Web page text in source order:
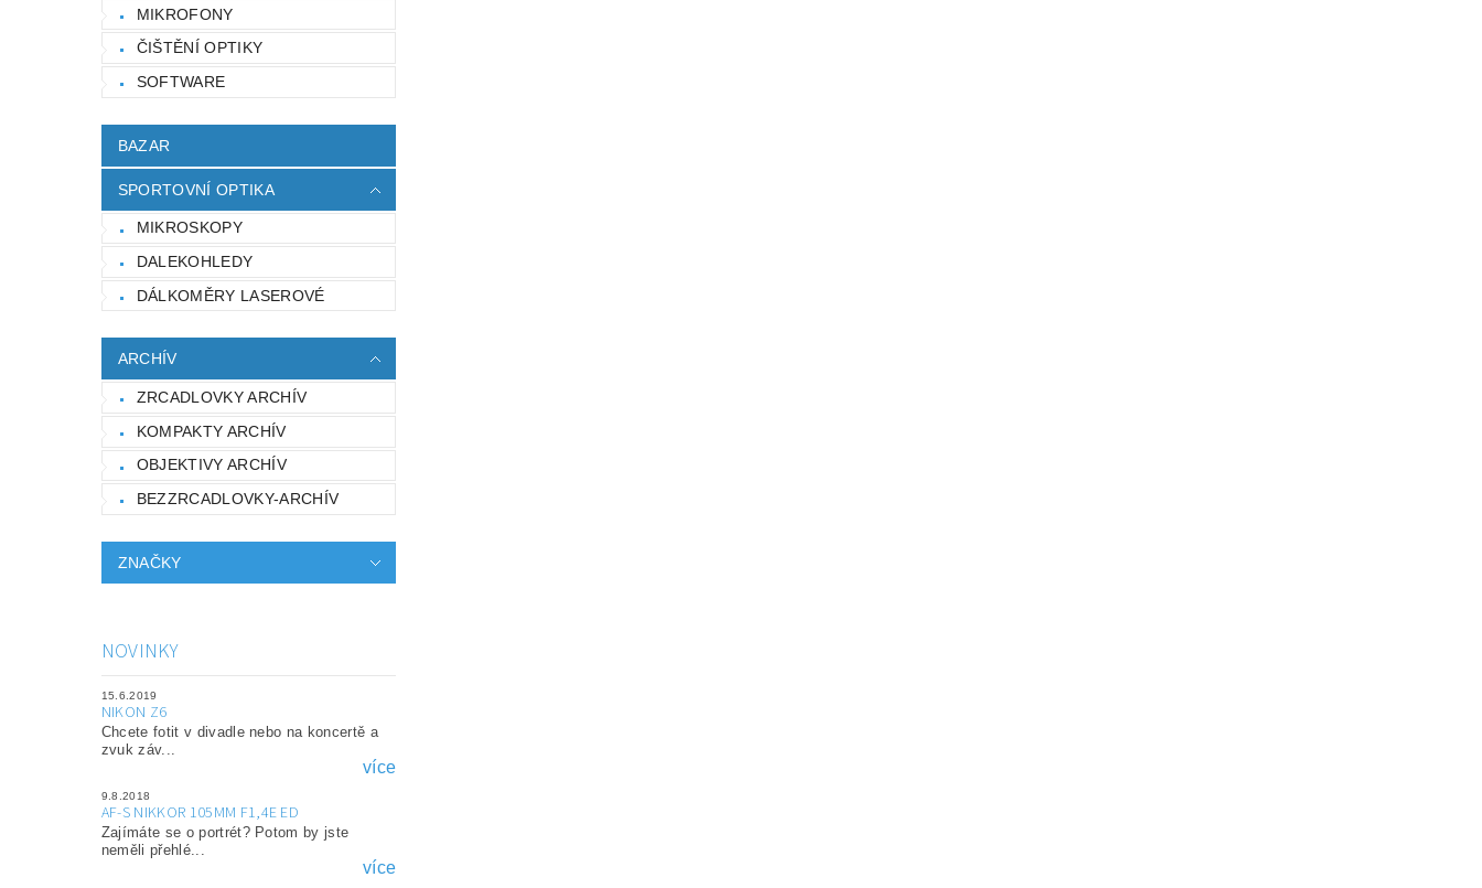
MIKROFONY
ČIŠTĚNÍ OPTIKY
SOFTWARE
BAZAR
SPORTOVNÍ OPTIKA
MIKROSKOPY
DALEKOHLEDY
DÁLKOMĚRY LASEROVÉ
ARCHÍV
ZRCADLOVKY ARCHÍV
KOMPAKTY ARCHÍV
OBJEKTIVY ARCHÍV
BEZZRCADLOVKY-ARCHÍV
ZNAČKY
NOVINKY
15.6.2019
NIKON Z6
Chcete fotit v divadle nebo na koncertě a
zvuk záv...
více
9.8.2018
AF-S NIKKOR 105MM F1,4E ED
Zajímáte se o portrét? Potom by jste
neměli přehlé...
více